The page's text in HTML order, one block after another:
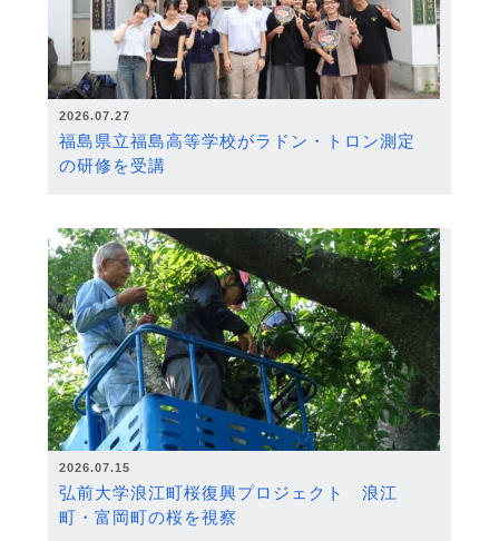
2026.07.27
福島県立福島高等学校がラドン・トロン測定
の研修を受講
2026.07.15
弘前大学浪江町桜復興プロジェクト 浪江
町・富岡町の桜を視察